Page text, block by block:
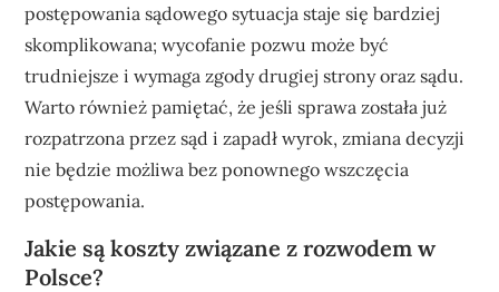
postępowania sądowego sytuacja staje się bardziej
skomplikowana; wycofanie pozwu może być
trudniejsze i wymaga zgody drugiej strony oraz sądu.
Warto również pamiętać, że jeśli sprawa została już
rozpatrzona przez sąd i zapadł wyrok, zmiana decyzji
nie będzie możliwa bez ponownego wszczęcia
postępowania.
Jakie są koszty związane z rozwodem w
Polsce?